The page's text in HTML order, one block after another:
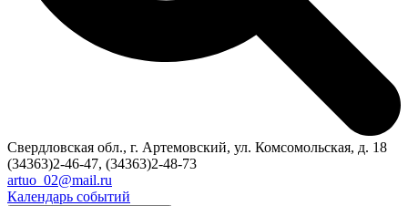
Свердловская обл., г. Артемовский, ул. Комсомольская, д. 18
(34363)2-46-47, (34363)2-48-73
artuo_02@mail.ru
Календарь событий